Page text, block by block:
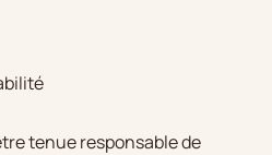
tenue responsable de